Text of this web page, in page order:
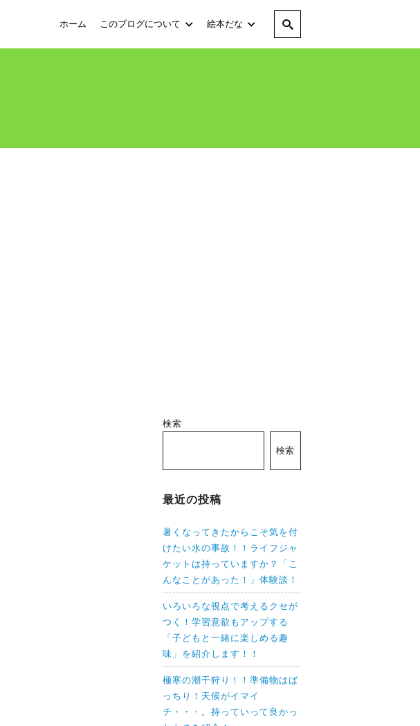
ホーム このブログについて 絵本だな
検索
検索
最近の投稿
暑くなってきたからこそ気を付
けたい水の事故！！ライフジャ
ケットは持っていますか？「こ
んなことがあった！」体験談！
いろいろな視点で考えるクセが
つく！学習意欲もアップする
「子どもと一緒に楽しめる趣
味」を紹介します！！
極寒の潮干狩り！！準備物はば
っちり！天候がイマイ
チ・・・。持っていって良かっ